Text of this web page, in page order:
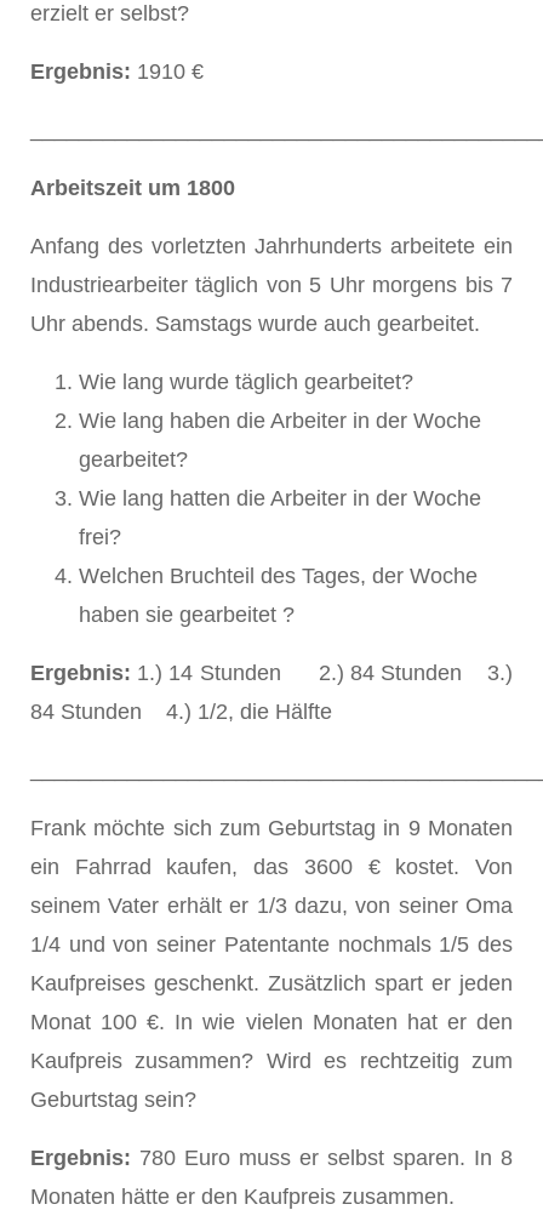
erzielt er selbst?
Ergebnis: 1910 €
Arbeitszeit um 1800
Anfang des vorletzten Jahrhunderts arbeitete ein
Industriearbeiter täglich von 5 Uhr morgens bis 7
Uhr abends. Samstags wurde auch gearbeitet.
Wie lang wurde täglich gearbeitet?
Wie lang haben die Arbeiter in der Woche
gearbeitet?
Wie lang hatten die Arbeiter in der Woche
frei?
Welchen Bruchteil des Tages, der Woche
haben sie gearbeitet ?
Ergebnis: 1.) 14 Stunden 2.) 84 Stunden 3.)
84 Stunden 4.) 1/2, die Hälfte
Frank möchte sich zum Geburtstag in 9 Monaten
ein Fahrrad kaufen, das 3600 € kostet. Von
seinem Vater erhält er 1/3 dazu, von seiner Oma
1/4 und von seiner Patentante nochmals 1/5 des
Kaufpreises geschenkt. Zusätzlich spart er jeden
Monat 100 €. In wie vielen Monaten hat er den
Kaufpreis zusammen? Wird es rechtzeitig zum
Geburtstag sein?
Ergebnis: 780 Euro muss er selbst sparen. In 8
Monaten hätte er den Kaufpreis zusammen.